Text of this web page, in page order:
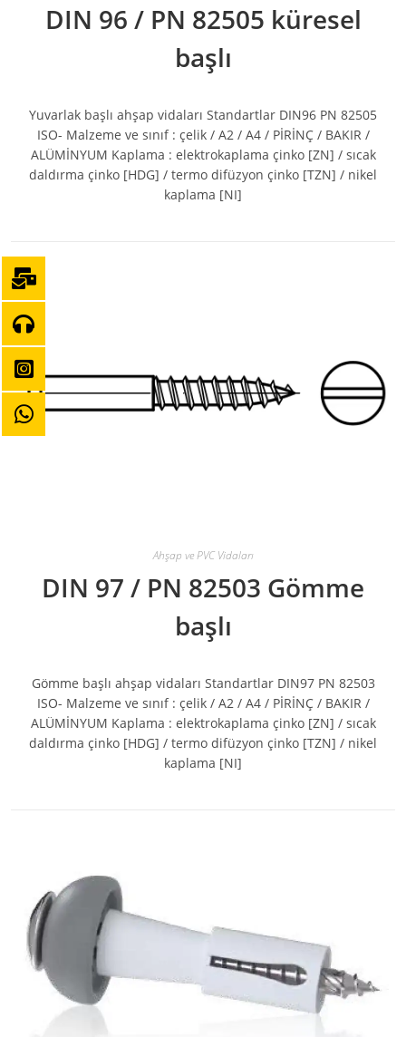
DIN 96 / PN 82505 küresel
başlı
Yuvarlak başlı ahşap vidaları Standartlar DIN96 PN 82505
ISO- Malzeme ve sınıf : çelik / A2 / A4 / PİRİNÇ / BAKIR /
ALÜMİNYUM Kaplama : elektrokaplama çinko [ZN] / sıcak
daldırma çinko [HDG] / termo difüzyon çinko [TZN] / nikel
kaplama [NI]
Ahşap ve PVC Vidaları
DIN 97 / PN 82503 Gömme
başlı
Gömme başlı ahşap vidaları Standartlar DIN97 PN 82503
ISO- Malzeme ve sınıf : çelik / A2 / A4 / PİRİNÇ / BAKIR /
ALÜMİNYUM Kaplama : elektrokaplama çinko [ZN] / sıcak
daldırma çinko [HDG] / termo difüzyon çinko [TZN] / nikel
kaplama [NI]